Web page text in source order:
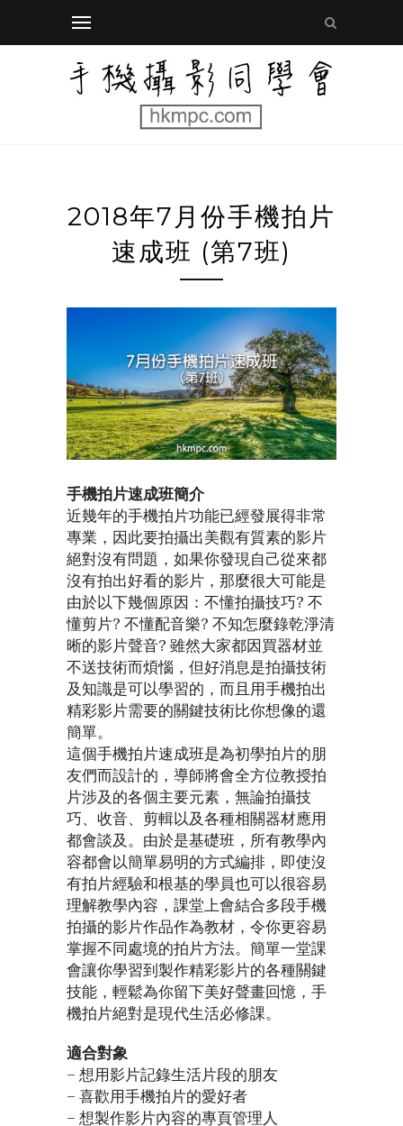
2018年7月份手機拍片
速成班 (第7班)
手機拍片速成班簡介
近幾年的手機拍片功能已經發展得非常
專業，因此要拍攝出美觀有質素的影片
絕對沒有問題，如果你發現自己從來都
沒有拍出好看的影片，那麼很大可能是
由於以下幾個原因：不懂拍攝技巧? 不
懂剪片? 不懂配音樂? 不知怎麼錄乾淨清
晰的影片聲音? 雖然大家都因買器材並
不送技術而煩惱，但好消息是拍攝技術
及知識是可以學習的，而且用手機拍出
精彩影片需要的關鍵技術比你想像的還
簡單。
這個手機拍片速成班是為初學拍片的朋
友們而設計的，導師將會全方位教授拍
片涉及的各個主要元素，無論拍攝技
巧、收音、剪輯以及各種相關器材應用
都會談及。由於是基礎班，所有教學內
容都會以簡單易明的方式編排，即使沒
有拍片經驗和根基的學員也可以很容易
理解教學內容，課堂上會結合多段手機
拍攝的影片作品作為教材，令你更容易
掌握不同處境的拍片方法。簡單一堂課
會讓你學習到製作精彩影片的各種關鍵
技能，輕鬆為你留下美好聲畫回憶，手
機拍片絕對是現代生活必修課。
適合對象
– 想用影片記錄生活片段的朋友
– 喜歡用手機拍片的愛好者
– 想製作影片內容的專頁管理人